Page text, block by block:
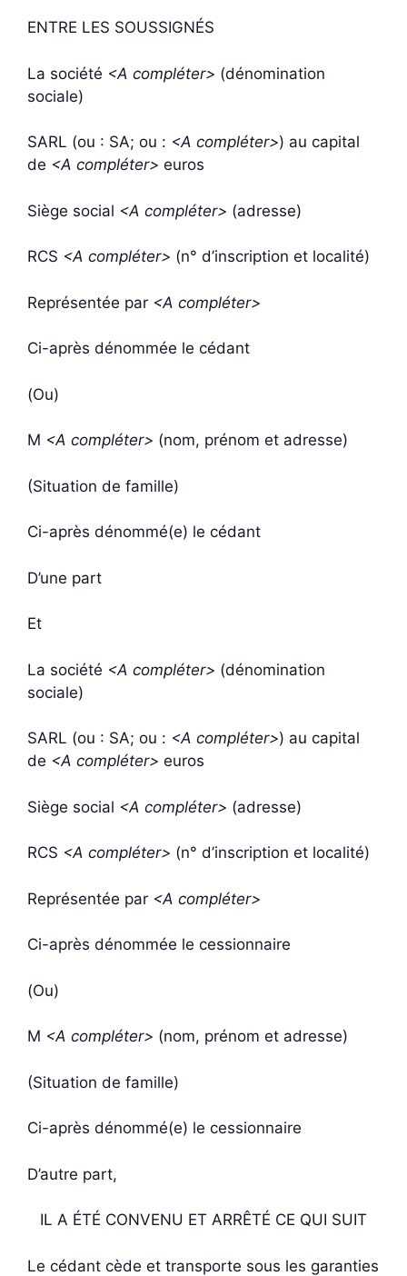
ENTRE LES SOUSSIGNÉS
La société <A compléter> (dénomination
sociale)
SARL (ou : SA; ou : <A compléter>) au capital
de <A compléter> euros
Siège social <A compléter> (adresse)
RCS <A compléter> (n° d’inscription et localité)
Représentée par <A compléter>
Ci-après dénommée le cédant
(Ou)
M <A compléter> (nom, prénom et adresse)
(Situation de famille)
Ci-après dénommé(e) le cédant
D’une part
Et
La société <A compléter> (dénomination
sociale)
SARL (ou : SA; ou : <A compléter>) au capital
de <A compléter> euros
Siège social <A compléter> (adresse)
RCS <A compléter> (n° d’inscription et localité)
Représentée par <A compléter>
Ci-après dénommée le cessionnaire
(Ou)
M <A compléter> (nom, prénom et adresse)
(Situation de famille)
Ci-après dénommé(e) le cessionnaire
D’autre part,
IL A ÉTÉ CONVENU ET ARRÊTÉ CE QUI SUIT
Le cédant cède et transporte sous les garanties